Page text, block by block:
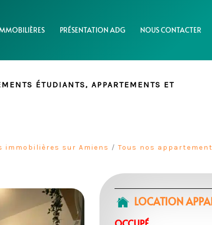
PRÉSENTATION ADG NOUS CONTACTER
ÉTUDIANTS, APPARTEMENTS ET
immobilières sur Amiens / Tous nos
LOCATION